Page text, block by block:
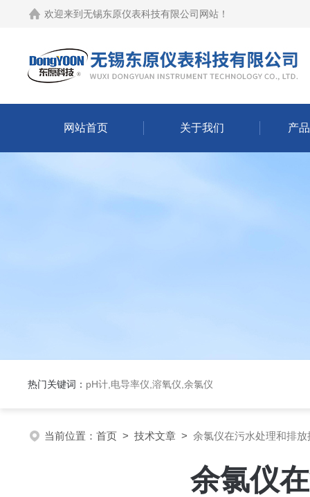
欢迎来到 无锡东原仪表科技有限公司网站 ！
网站首页 关于我们 产
热门关键词： pH计,电导率仪,溶氧仪,余氯仪
当前位置： 首页 > 技术文章 > 余氯仪在污水处理和排
余氯仪